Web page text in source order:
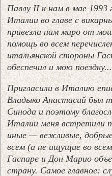
Павлу II к нам в мае 1993
Италии во главе с
привезла нам миро от
помощь во всем
итальянской стороны
обеспечил и мою поездку...
Пригласили в Италию
Владыко Анастасий был
Синода и поэтому
Италии меня встретили
иные — вежливые,
всем (а не ищущие во
Гаспаре и Дон Марио
страну. Самое главное: